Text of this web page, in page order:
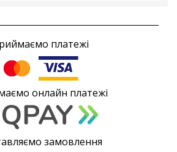
платежі
онлайн платежі
замовлення